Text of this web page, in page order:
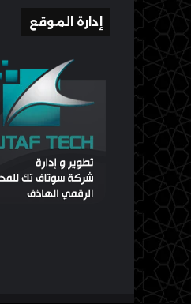
إدارة الموقع